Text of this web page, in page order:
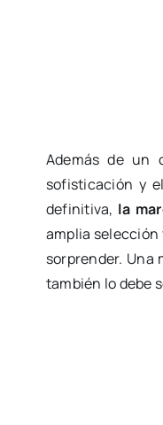
Además de un
sofisticación y
definitiva, la
amplia
sorprender. Una
también lo debe